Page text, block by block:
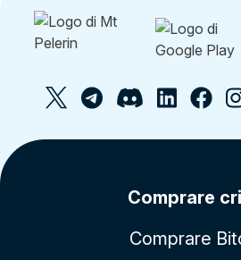
Comprare
Comprare